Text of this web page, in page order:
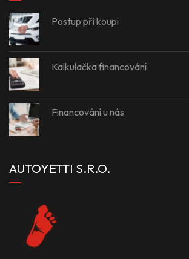
Postup při koupi
Kalkulačka financování
Financování u nás
AUTOYETTI S.R.O.